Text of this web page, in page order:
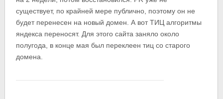
существует, по крайней мере публично, поэтому он не
будет перенесен на новый домен. А вот ТИЦ алгоритмы
яндекса переносят. Для этого сайта заняло около
полугода, в конце мая был переклеен тиц со старого
домена.